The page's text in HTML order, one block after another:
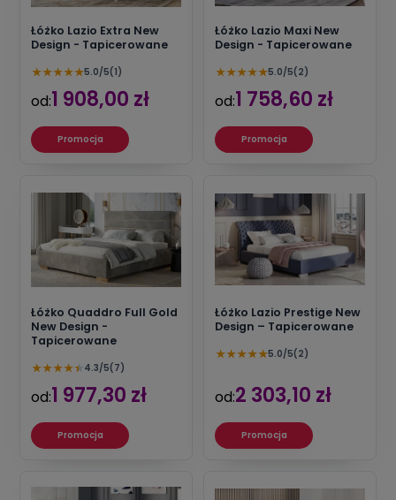
Łóżko Lazio Extra New
Design - Tapicerowane
★★★★★5.0/5(1)
od:1 908,00 zł
Promocja
Łóżko Lazio Maxi New
Design - Tapicerowane
★★★★★5.0/5(2)
od:1 758,60 zł
Promocja
Łóżko Quaddro Full Gold
New Design -
Tapicerowane
★★★★★ 4.3/5(7)
od:1 977,30 zł
Promocja
Łóżko Lazio Prestige New
Design – Tapicerowane
★★★★★5.0/5(2)
od:2 303,10 zł
Promocja